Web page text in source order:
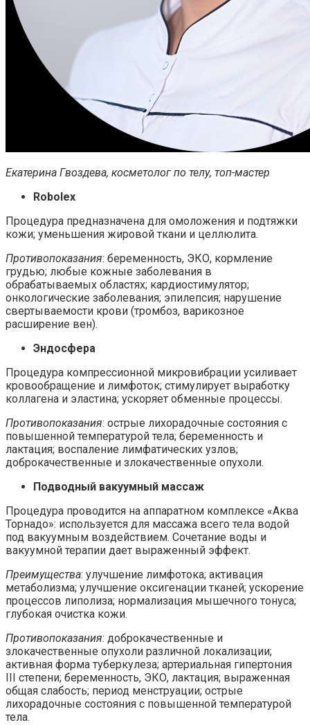
Екатерина Гвоздева, косметолог по телу, топ-мастер
Robolex
Процедура предназначена для омоложения и подтяжки
кожи; уменьшения жировой ткани и целлюлита.
Противопоказания: беременность, ЭКО, кормление
грудью; любые кожные заболевания в
обрабатываемых областях; кардиостимулятор;
онкологические заболевания; эпилепсия; нарушение
свертываемости крови (тромбоз, варикозное
расширение вен).
Эндосфера
Процедура компрессионной микровибрации усиливает
кровообращение и лимфоток; стимулирует выработку
коллагена и эластина; ускоряет обменные процессы.
Противопоказания: острые лихорадочные состояния с
повышенной температурой тела; беременность и
лактация; воспаление лимфатических узлов;
доброкачественные и злокачественные опухоли.
Подводный вакуумный массаж
Процедура проводится на аппаратном комплексе «Аква
Торнадо»: используется для массажа всего тела водой
под вакуумным воздействием. Сочетание воды и
вакуумной терапии дает выраженный эффект.
Преимущества: улучшение лимфотока; активация
метаболизма; улучшение оксигенации тканей; ускорение
процессов липолиза; нормализация мышечного тонуса;
глубокая очистка кожи.
Противопоказания: доброкачественные и
злокачественные опухоли различной локализации;
активная форма туберкулеза; артериальная гипертония
III степени; беременность, ЭКО, лактация; выраженная
общая слабость; период менструации; острые
лихорадочные состояния с повышенной температурой
тела.